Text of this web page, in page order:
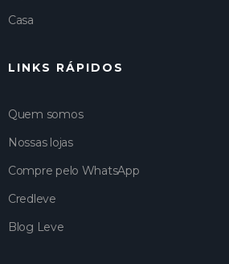
Casa
LINKS RÁPIDOS
Quem somos
Nossas lojas
Compre pelo WhatsApp
Credleve
Blog Leve